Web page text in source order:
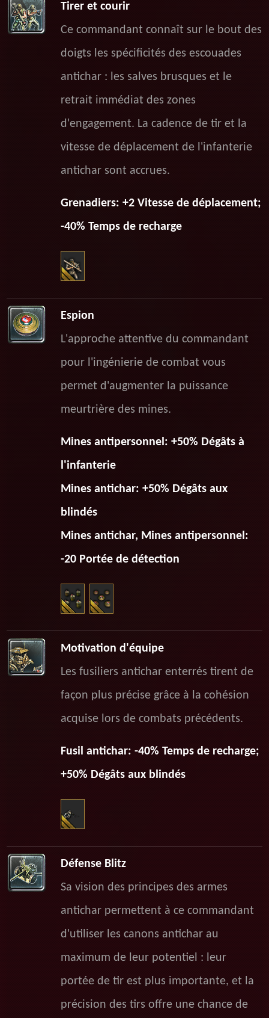
Tirer et courir
Ce commandant connaît sur le bout des
doigts les spécificités des escouades
antichar : les salves brusques et le
retrait immédiat des zones
d'engagement. La cadence de tir et la
vitesse de déplacement de l'infanterie
antichar sont accrues.
Grenadiers: +2 Vitesse de déplacement;
-40% Temps de recharge
Espion
L'approche attentive du commandant
pour l'ingénierie de combat vous
permet d'augmenter la puissance
meurtrière des mines.
Mines antipersonnel: +50% Dégâts à
l'infanterie
Mines antichar: +50% Dégâts aux
blindés
Mines antichar, Mines antipersonnel:
-20 Portée de détection
Motivation d'équipe
Les fusiliers antichar enterrés tirent de
façon plus précise grâce à la cohésion
acquise lors de combats précédents.
Fusil antichar: -40% Temps de recharge;
+50% Dégâts aux blindés
Défense Blitz
Sa vision des principes des armes
antichar permettent à ce commandant
d'utiliser les canons antichar au
maximum de leur potentiel : leur
portée de tir est plus importante, et la
précision des tirs offre une chance de